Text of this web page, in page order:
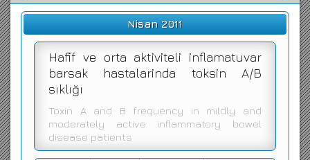
Ana Sayfa
Editörler Kurulu
Dergi Kılavuzu
Arşiv
Arama Yap
İletişim
Nisan 2011
Hafif ve orta aktiviteli inflamatuvar
barsak hastalarinda toksin A/B
sıklığı
Toxin A and B frequency in mildly and
moderately active inflammatory bowel
disease patients